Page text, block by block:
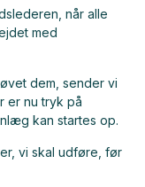
når alle
med
dem, sender vi
er nu tryk på
kan startes op.
vi skal udføre, før